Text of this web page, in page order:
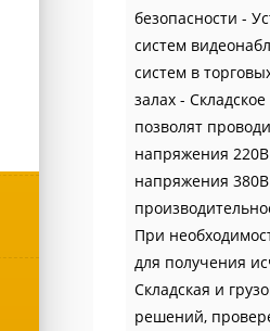
безопасности -
систем
систем в
залах -
позволят
напряжения
напряжения
При
для получения
Складская и
решений,